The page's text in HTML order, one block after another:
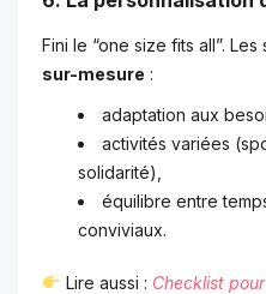
Fini le “one size fits all”.
sur-mesure :
adaptation aux
activités variées
solidarité),
équilibre entre
conviviaux.
Lire aussi : Checklist